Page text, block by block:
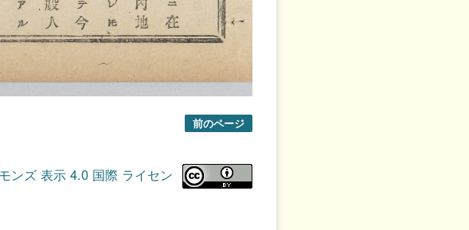
前のページ
ンズ 表示 4.0 国際 ライセン